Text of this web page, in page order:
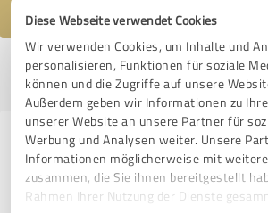
Diese Webseite verwendet Cookies
Wir verwenden Cookies, um Inhalte und
personalisieren, Funktionen für soziale
können und die Zugriffe auf unsere
Außerdem geben wir Informationen zu
unserer Website an unsere Partner für
Werbung und Analysen weiter. Unsere
Informationen möglicherweise mit
zusammen, die Sie ihnen bereitgestellt
Rahmen Ihrer Nutzung der Dienste
Profil aktiv seit 30.06.2020 |Letzte
melden
Erfahrungen zu
Anbietern aus dem
Marketing